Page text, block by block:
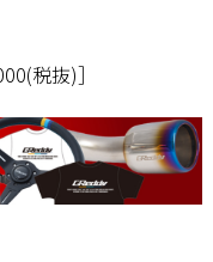
税抜)］